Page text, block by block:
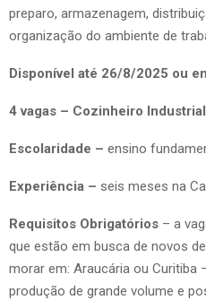
preparo, armazenagem,
organização do ambiente de
Disponível até 26/8/2025 ou
4 vagas – Cozinheiro Industrial
Escolaridade – ensino
Experiência – seis meses na
Requisitos Obrigatórios – a
que estão em busca de novos
morar em: Araucária ou Curitiba
produção de grande volume e